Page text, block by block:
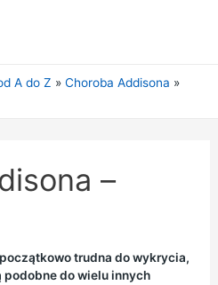
A do Z
Choroba Addisona
–
trudna do wykrycia,
do wielu innych